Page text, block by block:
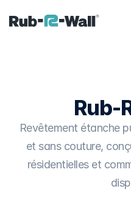
Rub-
Revêtement étanche
et sans couture,
résidentielles et